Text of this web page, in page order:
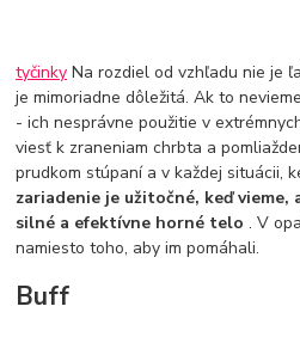
tyčinky Na rozdiel od vzhľadu nie je
je mimoriadne dôležitá. Ak to
- ich nesprávne použitie v
viesť k zraneniam chrbta a
prudkom stúpaní a v každej situácii,
zariadenie je užitočné, keď vieme,
silné a efektívne horné telo. V
namiesto toho, aby im pomáhali.
Buff